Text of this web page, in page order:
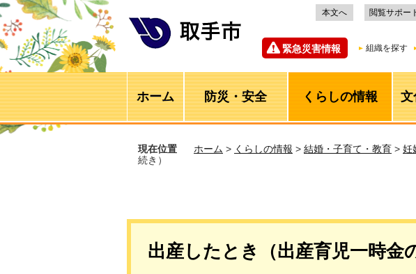
本文へ 閲覧サポー
緊急災害情報 組織を探す
ホーム 防災・安全 くらしの情報 文
現在位置 ホーム > くらしの情報 > 結婚・子育て・教育 > 妊
続き）
出産したとき（出産育児一時金